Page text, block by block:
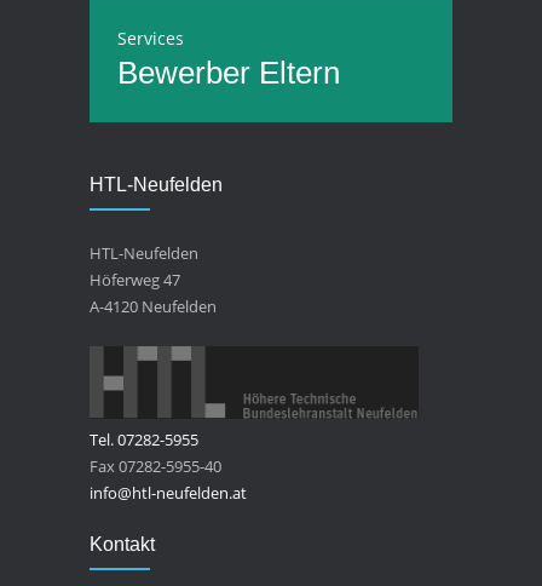
Services
Bewerber Eltern
HTL-Neufelden
HTL-Neufelden
Höferweg 47
A-4120 Neufelden
Tel. 07282-5955
Fax 07282-5955-40
info@htl-neufelden.at
Kontakt